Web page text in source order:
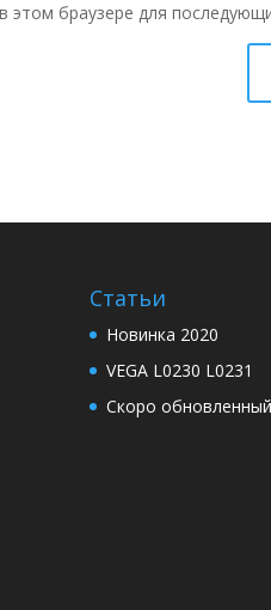
этом браузере для
Статьи
Новинка 2020
VEGA L0230 L0231
Скоро